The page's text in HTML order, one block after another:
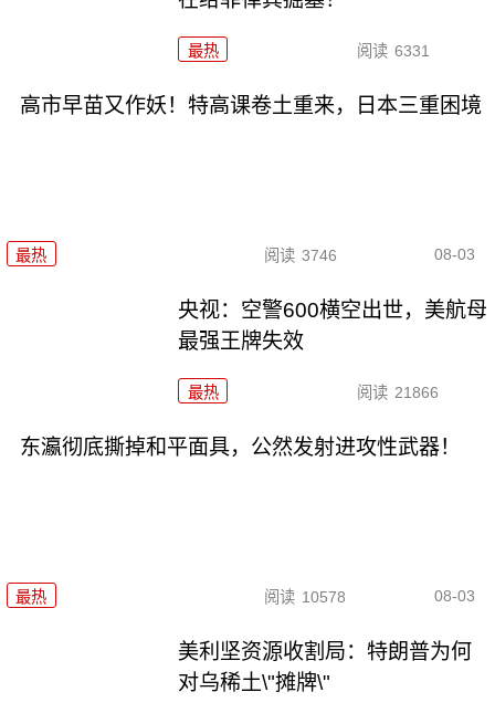
最热 阅读 6331
高市早苗又作妖！特高课卷土重来，日本三重困境
最热 阅读 3746 08-03
央视：空警600横空出世，美航母
最强王牌失效
最热 阅读 21866
东瀛彻底撕掉和平面具，公然发射进攻性武器！
最热 阅读 10578 08-03
美利坚资源收割局：特朗普为何
对乌稀土\"摊牌\"